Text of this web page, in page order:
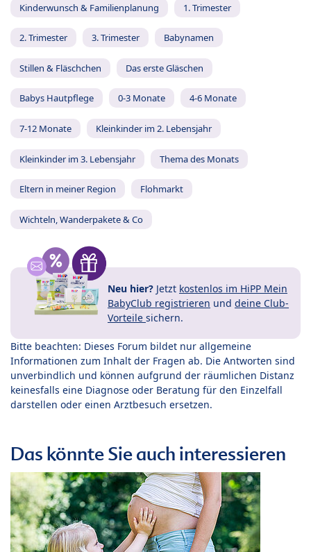
Kinderwunsch & Familienplanung 1. Trimester
2. Trimester 3. Trimester Babynamen
Stillen & Fläschchen Das erste Gläschen
Babys Hautpflege 0-3 Monate 4-6 Monate
7-12 Monate Kleinkinder im 2. Lebensjahr
Kleinkinder im 3. Lebensjahr Thema des Monats
Eltern in meiner Region Flohmarkt
Wichteln, Wanderpakete & Co
Neu hier? Jetzt kostenlos im HiPP Mein
BabyClub registrieren und deine Club-
Vorteile sichern.
Bitte beachten: Dieses Forum bildet nur allgemeine
Informationen zum Inhalt der Fragen ab. Die Antworten sind
unverbindlich und können aufgrund der räumlichen Distanz
keinesfalls eine Diagnose oder Beratung für den Einzelfall
darstellen oder einen Arztbesuch ersetzen.
Das könnte Sie auch interessieren